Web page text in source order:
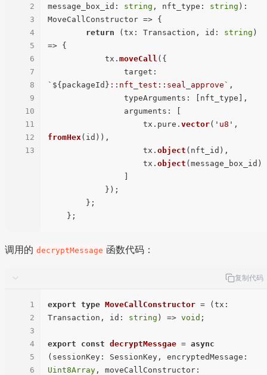
2
3
4
5
6
7
8
9
10
11
12
13
message_box_id : string , nft_type : string
MoveCallConstructor => {
return
( tx: Transaction, id: string )
=> {
tx. moveCall ({
target
` ${packageId} ::nft_test::seal_approve` ,
typeArguments : [nft_type],
arguments : [
tx. pure . vector( 'u8'
fromHex (id)),
tx. object (nft_id),
tx. object (message_box_id)
});
};
调用的 decryptMessage 函数代码：
复制代码
1
2
3
4
5
6
export type MoveCallConstructor = ( tx:
Transaction, id: string ) => void ;
export const decryptMessgae = async
(
Uint8Array , moveCallConstructor: